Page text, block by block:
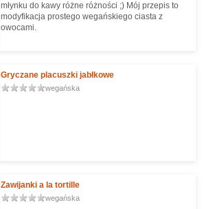
młynku do kawy różne różności ;) Mój przepis to
modyfikacja prostego wegańskiego ciasta z
owocami.
Gryczane placuszki jabłkowe
wegańska
Zawijanki a la tortille
wegańska